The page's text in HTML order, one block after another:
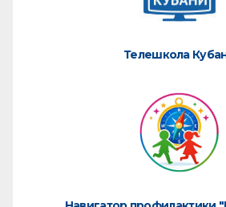
Телешкола